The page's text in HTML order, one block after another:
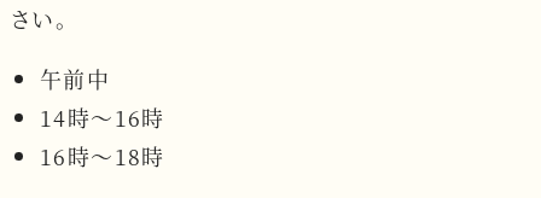
さい。
午前中
14時〜16時
16時〜18時